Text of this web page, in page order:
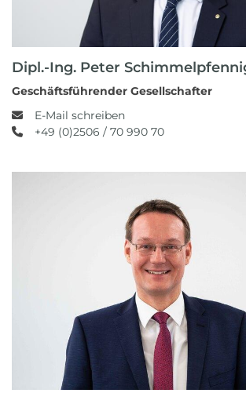
Dipl.-Ing. Peter
Geschäftsführender Gesellschafter
E-Mail schreiben
+49 (0)2506 / 70 990 70